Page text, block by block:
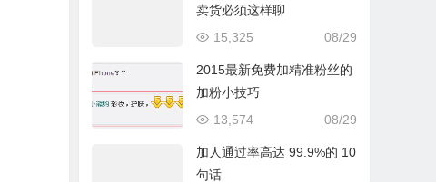
卖货必须这样聊
08/29
15,325
2015最新免费加精准粉丝的
加粉小技巧
08/29
13,574
加人通过率高达 99.9%的 10
句话